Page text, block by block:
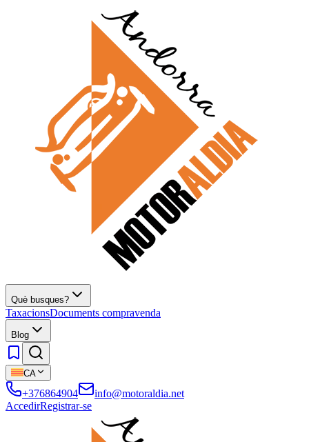
Què busques?
TaxacionsDocuments compravenda
Blog
CA
+376864904
info@motoraldia.net
AccedirRegistrar-se